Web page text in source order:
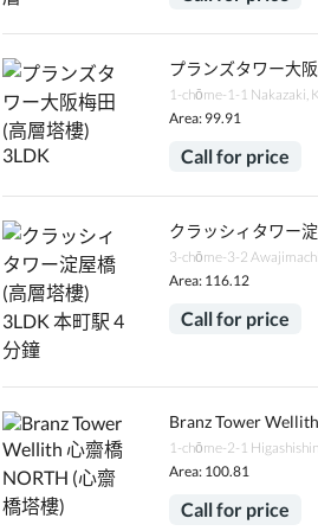
Area: 99.91
Call for price
Area: 116.12
Call for price
Area: 100.81
Call for price